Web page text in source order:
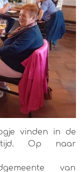
vinden in de
Op naar
van